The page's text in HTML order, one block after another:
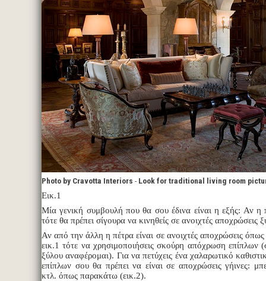
Photo by Cravotta Interiors - Look for traditional living room
Εικ.1
Μία γενική συμβουλή που θα σου έδινα είναι η εξής: Αν η
τότε θα πρέπει σίγουρα να κινηθείς σε ανοιχτές αποχρώσεις
Αν από την άλλη η πέτρα είναι σε ανοιχτές αποχρώσεις
εικ.1 τότε να χρησιμοποιήσεις σκούρη απόχρωση επίπλων
ξύλου αναφέρομαι). Για να πετύχεις ένα χαλαρωτικό
επίπλων σου θα πρέπει να είναι σε αποχρώσεις γήινες:
κτλ. όπως παρακάτω (εικ.2).